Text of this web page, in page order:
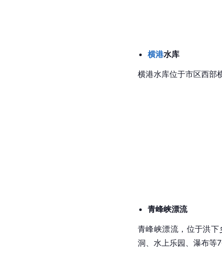
横港水库
横港水库位于市区西部
青峰峡漂流
青峰峡漂流，位于洪
洞、水上乐园、瀑布等